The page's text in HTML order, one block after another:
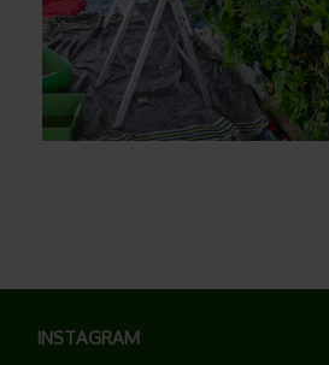
INSTAGRAM